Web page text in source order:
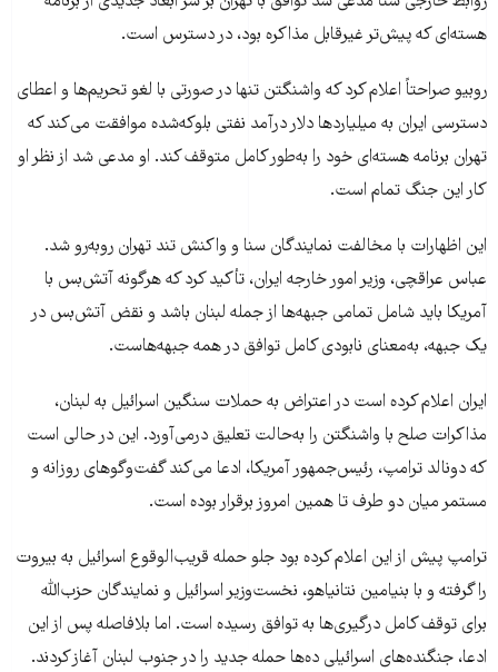
هسته‌ای که پیش‌تر غیرقابل مذاکره بود، در دسترس است.
روبیو صراحتاً اعلام کرد که واشنگتن تنها در صورتی با لغو تحریم‌ها و اعطای
دسترسی ایران به میلیاردها دلار درآمد نفتی بلوکه‌شده موافقت می‌کند که
تهران برنامه هسته‌ای خود را به‌طور کامل متوقف کند. او مدعی شد از نظر او
کار این جنگ تمام است.
این اظهارات با مخالفت نمایندگان سنا و واکنش تند تهران روبه‌رو شد.
عباس عراقچی، وزیر امور خارجه ایران، تأکید کرد که هرگونه آتش‌بس با
آمریکا باید شامل تمامی جبهه‌ها از جمله لبنان باشد و نقض آتش‌بس در
یک جبهه، به‌معنای نابودی کامل توافق در همه جبهه‌هاست.
ایران اعلام کرده است در اعتراض به حملات سنگین اسرائیل به لبنان،
مذاکرات صلح با واشنگتن را به‌حالت تعلیق درمی‌آورد. این در حالی است
که دونالد ترامپ، رئیس‌جمهور آمریکا، ادعا می‌کند گفت‌وگوهای روزانه و
مستمر میان دو طرف تا همین امروز برقرار بوده است.
ترامپ پیش از این اعلام کرده بود جلو حمله قریب‌الوقوع اسرائیل به بیروت
را گرفته و با بنیامین نتانیاهو، نخست‌وزیر اسرائیل و نمایندگان حزب‌الله
برای توقف کامل درگیری‌ها به توافق رسیده است. اما بلافاصله پس از این
ادعا، جنگنده‌های اسرائیلی ده‌ها حمله جدید را در جنوب لبنان آغاز کردند.